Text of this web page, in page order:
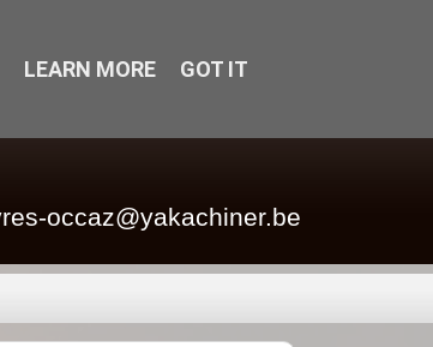
occaz@yakachiner.be
LEARN MORE GOT IT